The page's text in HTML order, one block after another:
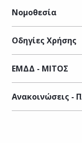
Νομοθεσία
Οδηγίες Χρήσης
ΕΜΔΔ - ΜΙΤΟΣ
Ανακοινώσεις -